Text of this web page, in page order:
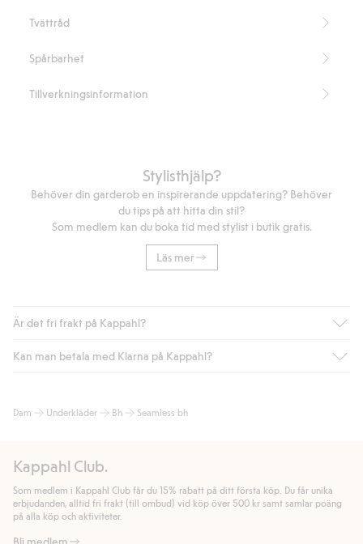
Uttagbar vaddering
Hysk och hakknäppning
Tvättråd
Spårbarhet
Tillverkningsinformation
Stylisthjälp?
Behöver din garderob en inspirerande uppdatering? Behöver
du tips på att hitta din stil?
Som medlem kan du boka tid med stylist i butik gratis.
Läs mer
Är det fri frakt på Kappahl?
Är du medlem i Kappahl Club har du alltid gratis frakt till butik
automatik efter du loggat in och identifierats som medlem.
handlar för.
Läs mer
Kan man betala med Klarna på Kappahl?
bland annat faktura och swish men även andra betalningssätt.
allmänna villkor.
Läs mer
Dam Underkläder Bh Seamless bh
Kappahl Club.
Som medlem i Kappahl Club får du 15% rabatt på ditt första köp. Du får unika
erbjudanden, alltid fri frakt (till ombud) vid köp över 500 kr samt samlar poäng
på alla köp och aktiviteter.
Bli medlem